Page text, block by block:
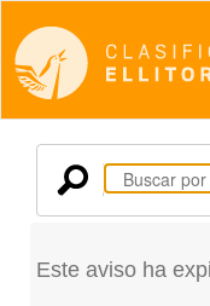
Este aviso ha